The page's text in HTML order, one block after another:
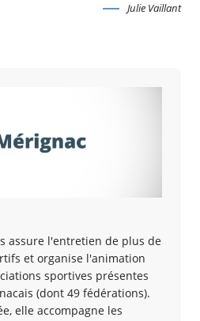
Julie Vaillant
assure l'entretien de plus de
et organise l'animation
sportives présentes
(dont 49 fédérations).
elle accompagne les